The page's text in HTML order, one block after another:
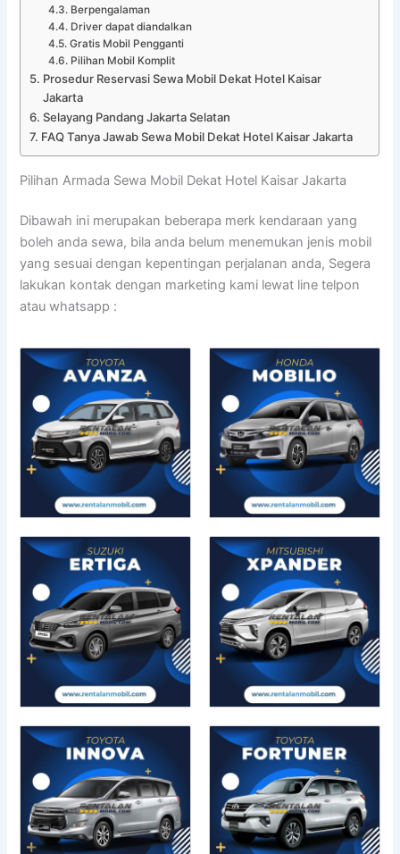
Berpengalaman
Driver dapat diandalkan
Gratis Mobil Pengganti
Pilihan Mobil Komplit
Prosedur Reservasi Sewa Mobil Dekat Hotel Kaisar
Jakarta
Selayang Pandang Jakarta Selatan
FAQ Tanya Jawab Sewa Mobil Dekat Hotel Kaisar Jakarta
Pilihan Armada Sewa Mobil Dekat Hotel Kaisar Jakarta
Dibawah ini merupakan beberapa merk kendaraan yang
boleh anda sewa, bila anda belum menemukan jenis mobil
yang sesuai dengan kepentingan perjalanan anda, Segera
lakukan kontak dengan marketing kami lewat line telpon
atau whatsapp :